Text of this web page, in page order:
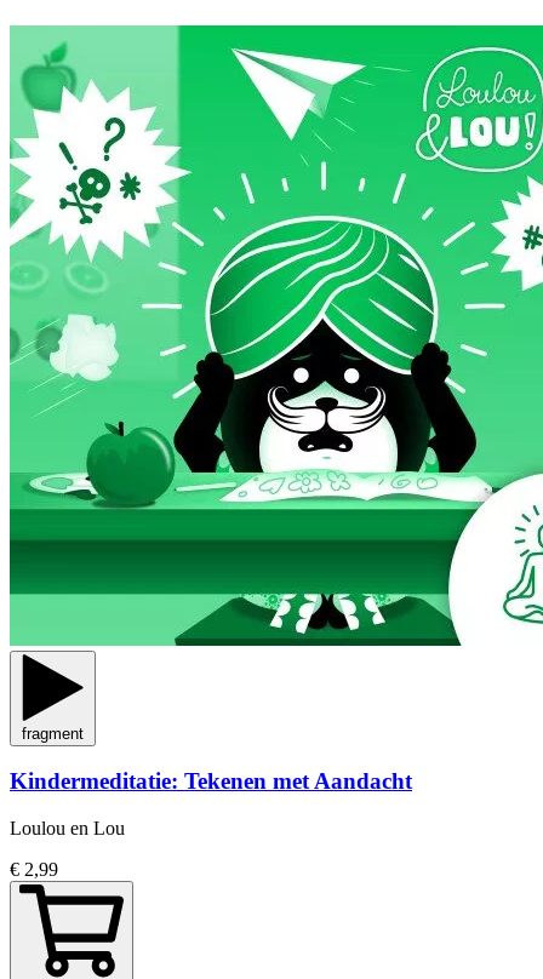
fragment
Kindermeditatie: Tekenen met Aandacht
Loulou en Lou
€ 2,99